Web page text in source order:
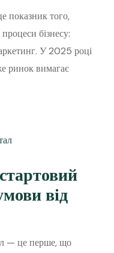
показник того,
бізнесу:
У 2025 році
ринок вимагає
від
— це перше, що